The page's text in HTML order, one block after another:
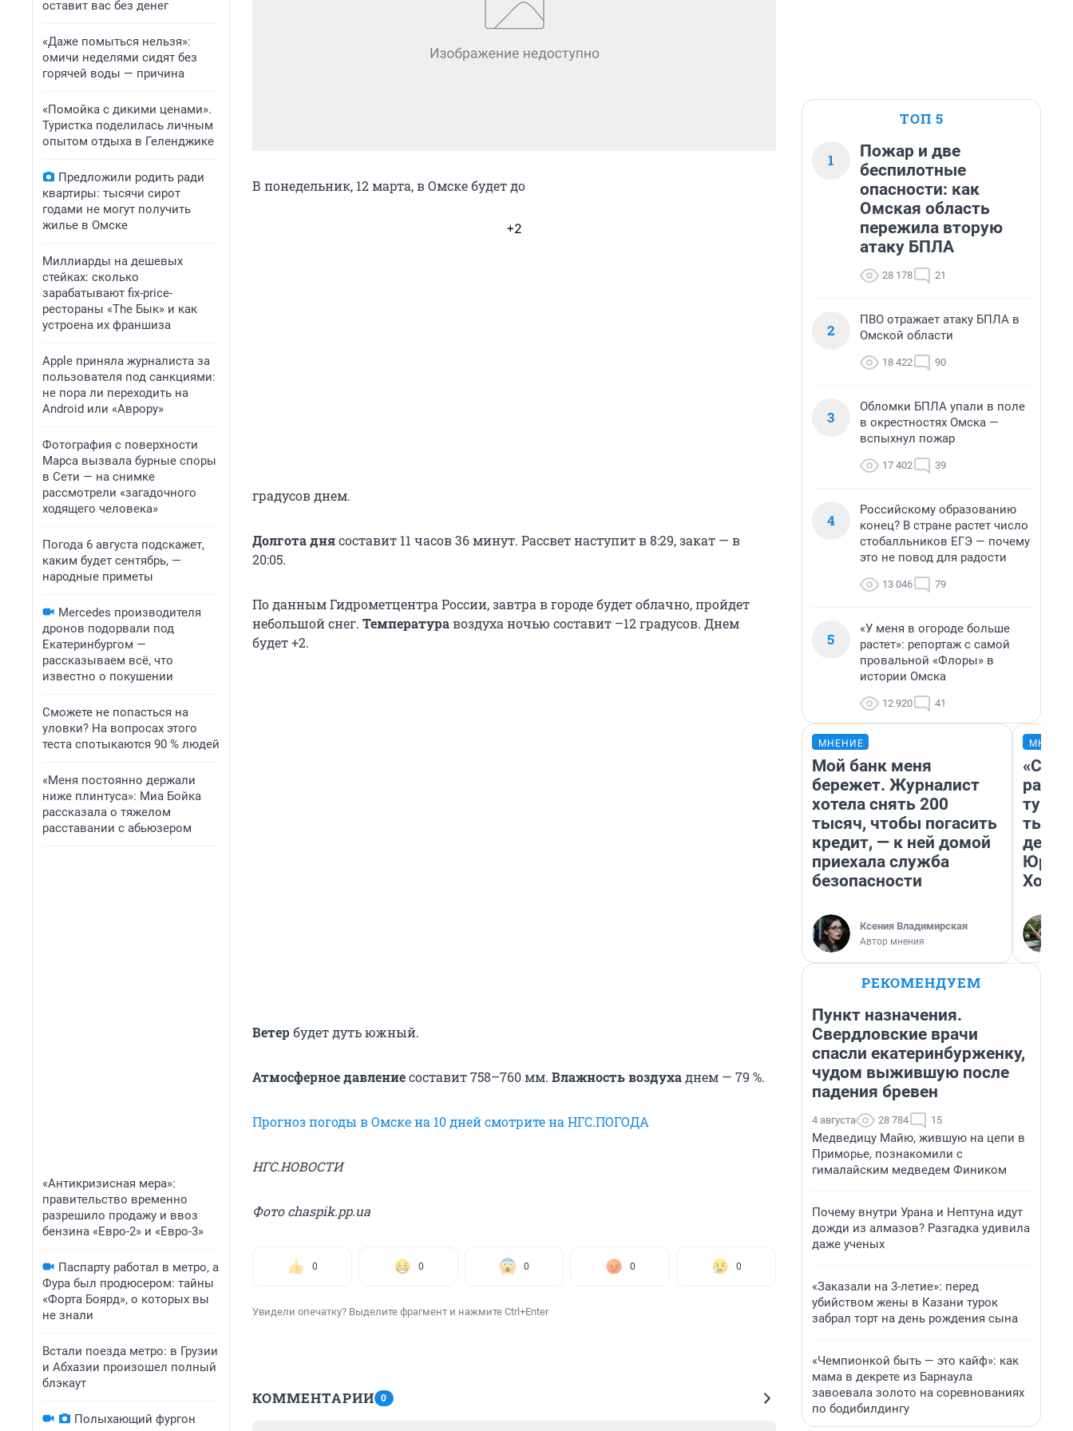
оставит вас без денег
«Даже помыться нельзя»:
омичи неделями сидят без
горячей воды — причина
«Помойка с дикими ценами».
Туристка поделилась личным
опытом отдыха в Геленджике
Предложили родить ради
квартиры: тысячи сирот
годами не могут получить
жилье в Омске
Миллиарды на дешевых
стейках: сколько
зарабатывают fix-price-
рестораны «The Бык» и как
устроена их франшиза
Apple приняла журналиста за
пользователя под санкциями:
не пора ли переходить на
Android или «Аврору»
Фотография с поверхности
Марса вызвала бурные споры
в Сети — на снимке
рассмотрели «загадочного
ходящего человека»
Погода 6 августа подскажет,
каким будет сентябрь, —
народные приметы
Mercedes производителя
дронов подорвали под
Екатеринбургом —
рассказываем всё, что
известно о покушении
Сможете не попасться на
уловки? На вопросах этого
теста спотыкаются 90 % людей
«Меня постоянно держали
ниже плинтуса»: Миа Бойка
рассказала о тяжелом
расставании с абьюзером
«Антикризисная мера»:
правительство временно
разрешило продажу и ввоз
бензина «Евро-2» и «Евро-3»
Паспарту работал в метро, а
Фура был продюсером: тайны
«Форта Боярд», о которых вы
не знали
Встали поезда метро: в Грузии
и Абхазии произошел полный
блэкаут
Полыхающий фургон
В понедельник, 12 марта, в Омске будет до
+2
градусов днем.
Долгота днясоставит 11 часов 36 минут. Рассвет наступит в 8:29, закат — в
20:05.
По данным Гидрометцентра России, завтра в городе будет облачно, пройдет
небольшой снег. Температуравоздуха ночью составит –12 градусов. Днем
будет +2.
Ветербудет дуть южный.
Атмосферное давлениесоставит 758–760 мм. Влажность воздухаднем — 79 %.
Прогноз погоды в Омске на 10 дней смотрите на НГС.ПОГОДА
НГС.НОВОСТИ
Фото chaspik.pp.ua
0 0 0 0 0
Увидели опечатку? Выделите фрагмент и нажмите Ctrl+Enter
КОММЕНТАРИИ 0
ТОП 5
1
Пожар и две
беспилотные
опасности: как
Омская область
пережила вторую
атаку БПЛА
28 178 21
2
ПВО отражает атаку БПЛА в
Омской области
18 422 90
3
Обломки БПЛА упали в поле
в окрестностях Омска —
вспыхнул пожар
17 402 39
4
Российскому образованию
конец? В стране растет число
стобалльников ЕГЭ — почему
это не повод для радости
13 046 79
5
«У меня в огороде больше
растет»: репортаж с самой
провальной «Флоры» в
истории Омска
12 920 41
МНЕНИЕ
Мой банк меня
бережет. Журналист
хотела снять 200
тысяч, чтобы погасить
кредит, — к ней домой
приехала служба
безопасности
Ксения Владимирская
Автор мнения
день
РЕКОМЕНДУЕМ
Пункт назначения.
Свердловские врачи
спасли екатеринбурженку,
чудом выжившую после
падения бревен
4 августа 28 784 15
Медведицу Майю, жившую на цепи в
Приморье, познакомили с
гималайским медведем Фиником
Почему внутри Урана и Нептуна идут
дожди из алмазов? Разгадка удивила
даже ученых
«Заказали на 3-летие»: перед
убийством жены в Казани турок
забрал торт на день рождения сына
«Чемпионкой быть — это кайф»: как
мама в декрете из Барнаула
завоевала золото на соревнованиях
по бодибилдингу